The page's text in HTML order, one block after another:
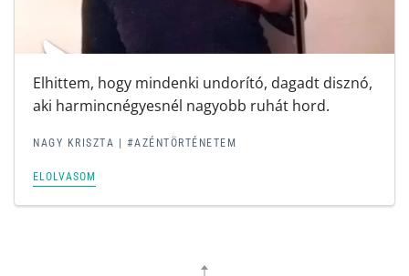
Elhittem, hogy mindenki undorító, dagadt disznó,
aki harmincnégyesnél nagyobb ruhát hord.
NAGY KRISZTA | #AZÉNTÖRTÉNETEM
ELOLVASOM